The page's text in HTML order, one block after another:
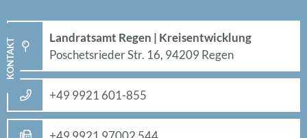
KON­TAKT
Land­rats­amt Re­gen | Kreis­ent­wick­lung
Po­sche­ts­rie­der Str. 16, 94209 Re­gen
+49 9921 601-855